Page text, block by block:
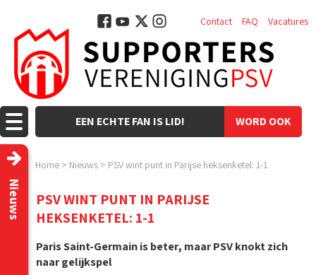
WORD OOK
EEN ECHTE FAN IS LID!
Contact FAQ Vacatures
Home > Nieuws > PSV wint punt in Parijse heksenketel: 1-1
Nieuws
PSV WINT PUNT IN PARIJSE
HEKSENKETEL: 1-1
Paris Saint-Germain is beter, maar PSV knokt zich
naar gelijkspel